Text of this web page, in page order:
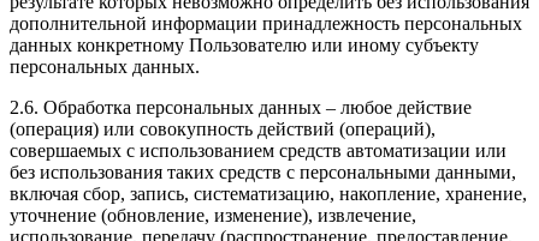
дополнительной информации принадлежность персональных
данных конкретному Пользователю или иному субъекту
персональных данных.
2.6. Обработка персональных данных – любое действие
(операция) или совокупность действий (операций),
совершаемых с использованием средств автоматизации или
без использования таких средств с персональными данными,
включая сбор, запись, систематизацию, накопление, хранение,
уточнение (обновление, изменение), извлечение,